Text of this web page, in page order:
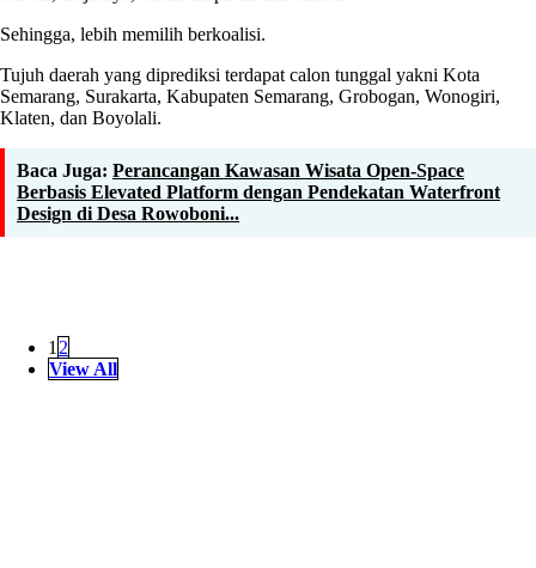
Sehingga, lebih memilih berkoalisi.
Tujuh daerah yang diprediksi terdapat calon tunggal yakni Kota
Semarang, Surakarta, Kabupaten Semarang, Grobogan, Wonogiri,
Klaten, dan Boyolali.
Baca Juga: Perancangan Kawasan Wisata Open-Space
Berbasis Elevated Platform dengan Pendekatan Waterfront
Design di Desa Rowoboni...
1 2
View All